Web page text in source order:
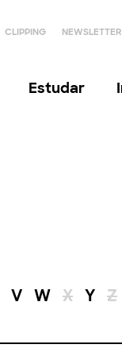
CLIPPING NEWSLETTER
Estudar
V W X Y Z